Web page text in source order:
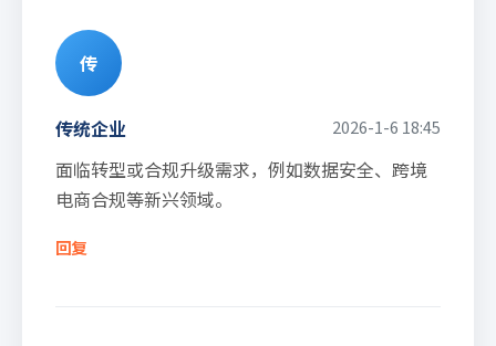
传
传统企业 2026-1-6 18:45
面临转型或合规升级需求，例如数据安全、跨境
电商合规等新兴领域。
回复